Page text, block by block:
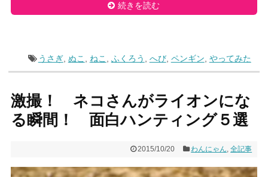
続きを読む
うさぎ, ぬこ ねこ ふくろう へび, ペンギン やってみた
激撮！ ネコさんがライオンにな
る瞬間！ 面白ハンティング５選
2015/10/20 わんにゃん,全記事